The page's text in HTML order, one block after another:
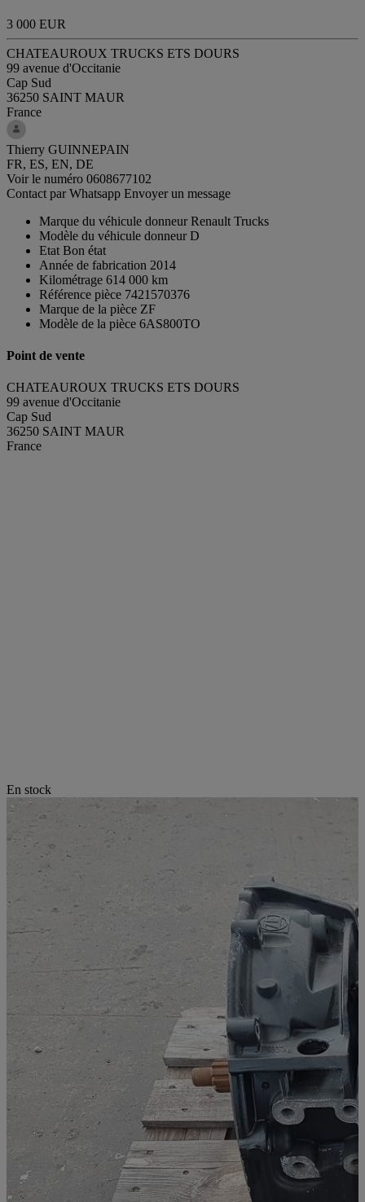
3 000 EUR
CHATEAUROUX TRUCKS ETS DOURS
99 avenue d'Occitanie
Cap Sud
36250 SAINT MAUR
France
Thierry GUINNEPAIN
FR, ES, EN, DE
Voir le numéro 0608677102
Contact par Whatsapp Envoyer un message
Marque du véhicule donneur Renault Trucks
Modèle du véhicule donneur D
Etat Bon état
Année de fabrication 2014
Kilométrage 614 000 km
Référence pièce 7421570376
Marque de la pièce ZF
Modèle de la pièce 6AS800TO
Point de vente
CHATEAUROUX TRUCKS ETS DOURS
99 avenue d'Occitanie
Cap Sud
36250 SAINT MAUR
France
En stock